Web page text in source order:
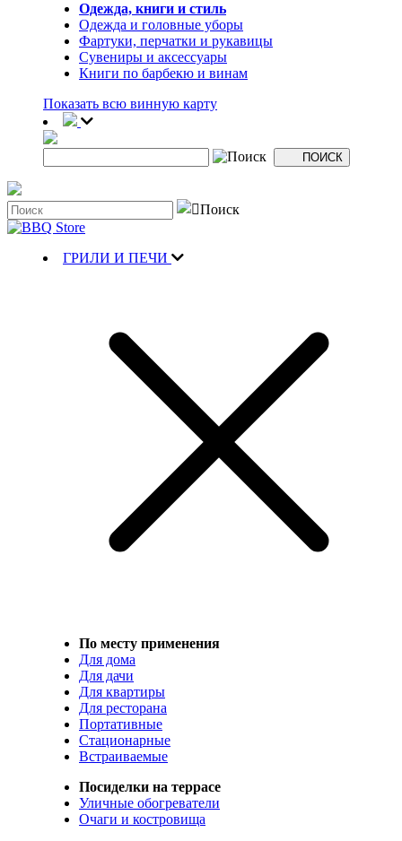
Одежда, книги и стиль
Одежда и головные уборы
Фартуки, перчатки и рукавицы
Сувениры и аксессуары
Книги по барбекю и винам
Показать всю винную карту
ГРИЛИ И ПЕЧИ
По месту применения
Для дома
Для дачи
Для квартиры
Для ресторана
Портативные
Стационарные
Встраиваемые
Посиделки на террасе
Уличные обогреватели
Очаги и костровища